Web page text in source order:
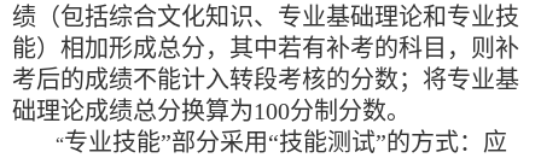
绩（包括综合文化知识、专业基础理论和专业技
能）相加形成总分，其中若有补考的科目，则补
考后的成绩不能计入转段考核的分数；将专业基
础理论成绩总分换算为100分制分数。
“专业技能”部分采用“技能测试”的方式：应